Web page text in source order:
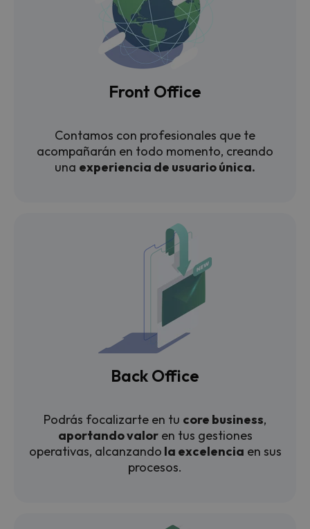
Front Office
Contamos con profesionales que te
acompañarán en todo momento, creando
una experiencia de usuarioúnica.
Back Office
Podrás focalizarte en tu core business,
aportando valoren tus gestiones
operativas, alcanzando la excelencia en sus
procesos.